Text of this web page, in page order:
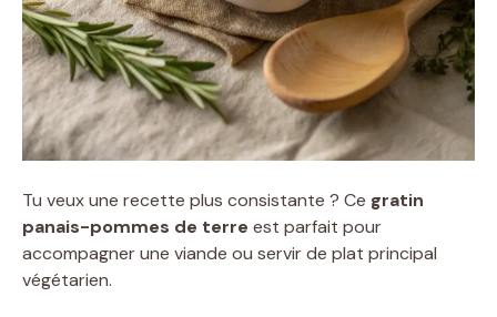
Tu veux une recette plus consistante ? Ce gratin
panais-pommes de terre est parfait pour
accompagner une viande ou servir de plat principal
végétarien.